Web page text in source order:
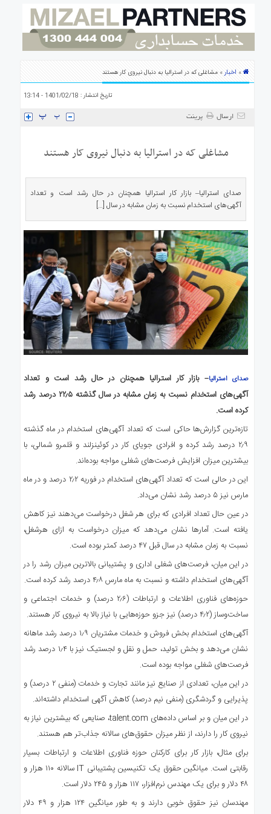
استرالیا
ارتباط» اخبار» مشاغلی که در استرالیا به دنبال نیروی کار هستند
تاریخ انتشار : 1401/02/18 - 13:14
ارسال پرینت
مشاغلی که در استرالیا به دنبال نیروی کار هستند
صدای استرالیا– بازار کار استرالیا همچنان در حال رشد است و تعداد
آگهی‌های استخدام نسبت به زمان مشابه در سال […]
صدای استرالیا– بازار کار استرالیا همچنان در حال رشد است و تعداد
آگهی‌های استخدام نسبت به زمان مشابه در سال گذشته ۲۲٫۵ درصد رشد
کرده است.
تازه‌ترین گزارش‌ها حاکی است که تعداد آگهی‌های استخدام در ماه گذشته
۲٫۹ درصد رشد کرده و افرادی جویای کار در کوئینزلند و قلمرو شمالی، با
بیشترین میزان افزایش فرصت‌های شغلی مواجه بوده‌اند.
این در حالی است که تعداد آگهی‌های استخدام در فوریه ۲٫۲ درصد و در ماه
مارس نیز ۵ درصد رشد نشان می‌داد.
در عین حال تعداد افرادی که برای هر شغل درخواست می‌دهند نیز کاهش
یافته است. آمارها نشان می‌دهد که میزان درخواست به ازای هرشغل،
نسبت به زمان مشابه در سال قبل ۴۷ درصد کمتر بوده است.
در این میان، فرصت‌های شغلی اداری و پشتیبانی بالاترین میزان رشد را در
آگهی‌های استخدام داشته و نسبت به ماه مارس ۴٫۸ درصد رشد کرده است.
حوزه‌های فناوری اطلاعات و ارتباطات (۲٫۶ درصد) و خدمات اجتماعی و
ساخت‌وساز (۴٫۲ درصد) نیز جزو حوزه‌هایی با نیاز بالا به نیروی کار هستند.
آگهی‌های استخدام بخش فروش و خدمات مشتریان ۱٫۹ درصد رشد ماهانه
نشان می‌دهد و بخش تولید، حمل و نقل و لجستیک نیز با ۱٫۴ درصد رشد
فرصت‌های شغلی مواجه بوده است.
در این میان، تعدادی از صنایع نیز مانند تجارت و خدمات (منفی ۲ درصد) و
پذیرایی و گردشگری (منفی نیم درصد) کاهش آگهی استخدام داشته‌اند.
در این میان و بر اساس داده‌های talent.com، صنایعی که بیشترین نیاز به
نیروی کار را دارند، از نظر میزان حقوق‌های سالانه جذاب‌تر هم هستند.
برای مثال، بازار کار برای کارکنان حوزه فناوری اطلاعات و ارتباطات بسیار
رقابتی است. میانگین حقوق یک تکنیسین پشتیبانی IT سالانه ۱۱۰ هزار و
۴۸ دلار و برای یک مهندس نرم‌افزار، ۱۱۷ هزار و ۲۴۵ دلار است.
مهندسان نیز حقوق خوبی دارند و به طور میانگین ۱۲۴ هزار و ۴۹ دلار